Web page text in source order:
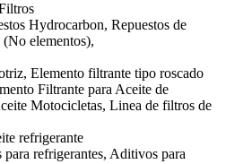
Hydrocarbon, Repuestos de
elementos),
Elemento filtrante tipo roscado
Filtrante para Aceite de
Motocicletas, Linea de filtros de
refrigerante
refrigerantes, Aditivos para